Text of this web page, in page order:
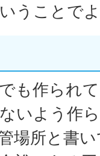
うことで
も作られ
いよう作
場所と書